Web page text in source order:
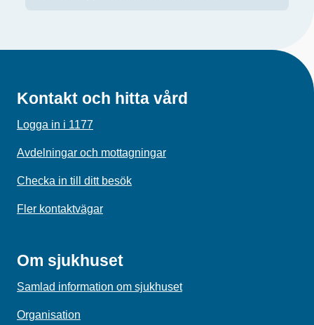
Kontakt och hitta vård
Logga in i 1177
Avdelningar och mottagningar
Checka in till ditt besök
Fler kontaktvägar
Om sjukhuset
Samlad information om sjukhuset
Organisation